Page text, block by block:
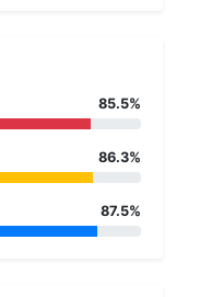
85.5%
86.3%
87.5%